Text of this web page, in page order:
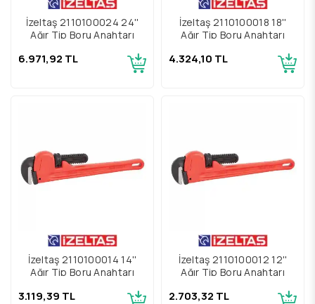
İzeltaş 2110100024 24''
Ağır Tip Boru Anahtarı
6.971,92 TL
İzeltaş 2110100018 18''
Ağır Tip Boru Anahtarı
4.324,10 TL
İzeltaş 2110100014 14''
Ağır Tip Boru Anahtarı
3.119,39 TL
İzeltaş 2110100012 12''
Ağır Tip Boru Anahtarı
2.703,32 TL